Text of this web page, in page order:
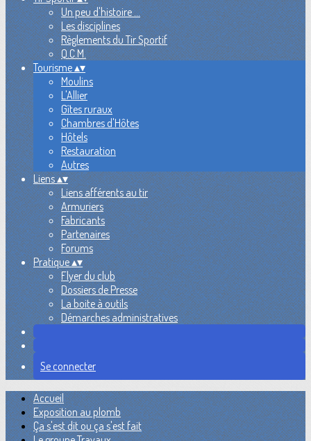
Un peu d'histoire ...
Les disciplines
Règlements du Tir Sportif
Q.C.M.
Tourisme▴▾
Moulins
L'Allier
Gîtes ruraux
Chambres d'Hôtes
Hôtels
Restauration
Autres
Liens▴▾
Liens afférents au tir
Armuriers
Fabricants
Partenaires
Forums
Pratique▴▾
Flyer du club
Dossiers de Presse
La boite à outils
Démarches administratives
Se connecter
Accueil
Exposition au plomb
Ça s'est dit ou ça s'est fait